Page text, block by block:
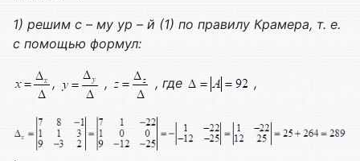
1) решим с – му ур – й (1) по правилу Крамера, т. е.
с помощью формул:
, , , где ,